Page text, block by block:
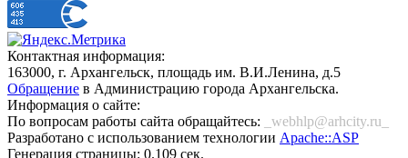
Контактная информация:
163000, г. Архангельск, площадь им. В.И.Ленина, д.5
Обращение в Администрацию города Архангельска.
Информация о сайте:
По вопросам работы сайта обращайтесь:
_webhlp@arhcity.ru_
Разработано с использованием технологии Apache::ASP
Генерация страницы: 0.109 сек.